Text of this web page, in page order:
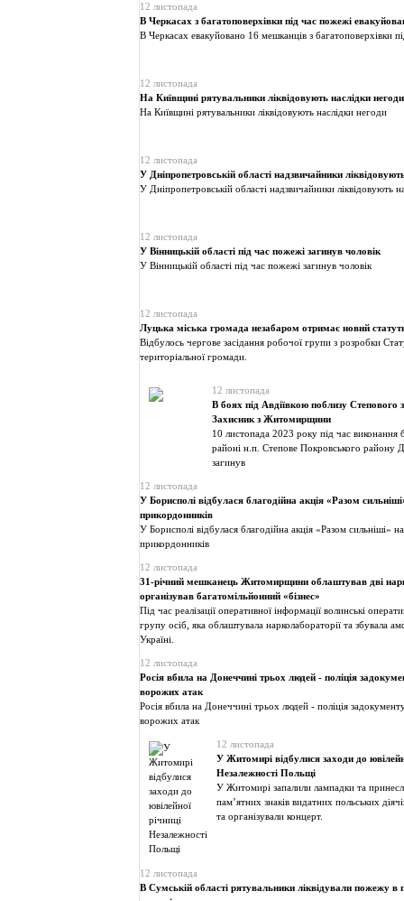
12 листопада
В Черкасах з багатоповерхівки під час пожежі
В Черкасах евакуйовано 16 мешканців з багатоповерхівки
12 листопада
На Київщині рятувальники ліквідовують наслідки негоди
На Київщині рятувальники ліквідовують наслідки негоди
12 листопада
У Дніпропетровській області надзвичайники
У Дніпропетровській області надзвичайники ліквідовують
12 листопада
У Вінницькій області під час пожежі загинув чоловік
У Вінницькій області під час пожежі загинув чоловік
12 листопада
Луцька міська громада незабаром отримає новий
Відбулось чергове засідання робочої групи з розробки
територіальної громади.
12 листопада
В боях під Авдіївкою поблизу Степового
Захисник з Житомирщини
10 листопада 2023 року під час виконання
районі н.п. Степове Покровського району
загинув
12 листопада
У Борисполі відбулася благодійна акція «Разом
прикордонників
У Борисполі відбулася благодійна акція «Разом сильніші»
прикордонників
12 листопада
31-річний мешканець Житомирщини облаштував дві
організував багатомільйонний «бізнес»
Під час реалізації оперативної інформації волинські
групу осіб, яка облаштувала нарколабораторії та збувала
Україні.
12 листопада
Росія вбила на Донеччині трьох людей - поліція
ворожих атак
Росія вбила на Донеччині трьох людей - поліція
ворожих атак
12 листопада
У Житомирі відбулися заходи до
Незалежності Польщі
У Житомирі запалили лампадки та
пам’ятних знаків видатних польських
та організували концерт.
12 листопада
В Сумській області рятувальники ліквідували пожежу в